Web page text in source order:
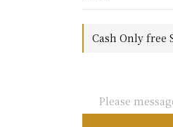
Cash Only free
Please